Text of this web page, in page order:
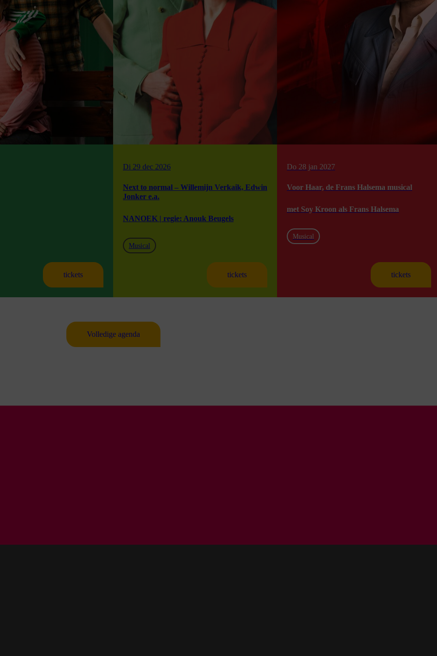
tickets
Di 29 dec 2026
Next to normal – Willemijn Verkaik, Edwin
Jonker e.a.
NANOEK | regie: Anouk Beugels
Musical
tickets
Do 28 jan 2027
Voor Haar, de Frans Halsema musical
met Soy Kroon als Frans Halsema
Musical
tickets
Volledige agenda